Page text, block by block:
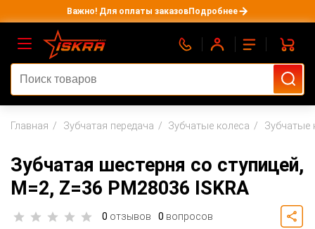
Важно! Для оплаты заказовПодробнее
Главная Зубчатая передача Зубчатые колеса Зубчатые
Зубчатая шестерня со ступицей,
M=2, Z=36 PM28036 ISKRA
0 отзывов 0 вопросов